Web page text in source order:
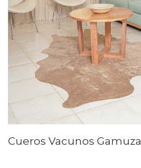
Cueros Vacunos Gamuza